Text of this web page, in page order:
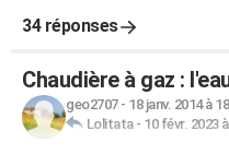
34 réponses
Chaudière à gaz :
geo2707- 18 janv. 2014 à
Lolitata- 10 févr. 2023